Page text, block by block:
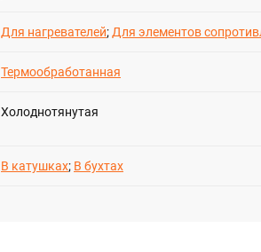
Для нагревателей; Для элементов
Термообработанная
Холоднотянутая
В катушках; В бухтах